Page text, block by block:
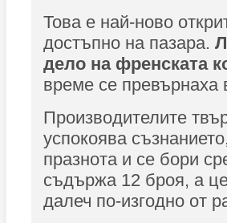
Това е най-ново
достъпно на пазара.
дело на френската
време се превърнаха
Производителите
успокоява
празнота и се бори
съдържа 12 броя, а
далеч по-изгодно от